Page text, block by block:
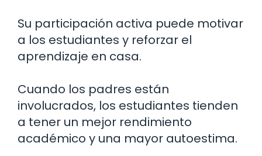
Su participación activa puede motivar
a los estudiantes y reforzar el
aprendizaje en casa.
Cuando los padres están
involucrados, los estudiantes tienden
a tener un mejor rendimiento
académico y una mayor autoestima.